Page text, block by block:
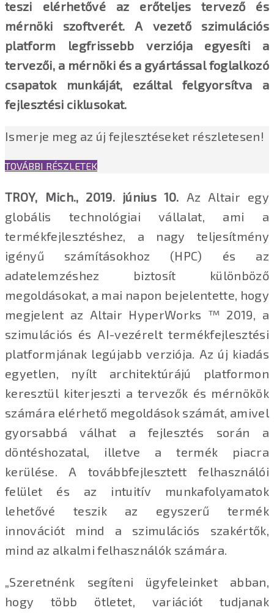
teszi elérhetővé az erőteljes tervező és
mérnöki szoftverét. A vezető szimulációs
platform legfrissebb verziója egyesíti a
tervezői, a mérnöki és a gyártással foglalkozó
csapatok munkáját, ezáltal felgyorsítva a
fejlesztési ciklusokat.
Ismerje meg az új fejlesztéseket részletesen!
TOVÁBBI RÉSZLETEK
TROY, Mich., 2019. június 10. Az Altair egy
globális technológiai vállalat, ami a
termékfejlesztéshez, a nagy teljesítmény
igényű számításokhoz (HPC) és az
adatelemzéshez biztosít különböző
megoldásokat, a mai napon bejelentette, hogy
megjelent az Altair HyperWorks ™ 2019, a
szimulációs és AI-vezérelt termékfejlesztési
platformjának legújabb verziója. Az új kiadás
egyetlen, nyílt architektúrájú platformon
keresztül kiterjeszti a tervezők és mérnökök
számára elérhető megoldások számát, amivel
gyorsabbá válhat a fejlesztés során a
döntéshozatal, illetve a termék piacra
kerülése. A továbbfejlesztett felhasználói
felület és az intuitív munkafolyamatok
lehetővé teszik az egyszerű termék
innovációt mind a szimulációs szakértők,
mind az alkalmi felhasználók számára.
„Szeretnénk segíteni ügyfeleinket abban,
hogy több ötletet, variációt tudjanak